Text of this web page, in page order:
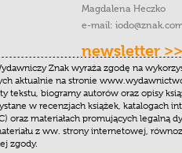
Magdalena Heczko
e-mail:
newsletter >>
Znak wyraża zgodę na
aktualnie na stronie
tekstu, biogramy autorów oraz opisy
w recenzjach książek, katalogach
oraz materiałach promujących legalną
z ww. strony internetowej,
zgody.